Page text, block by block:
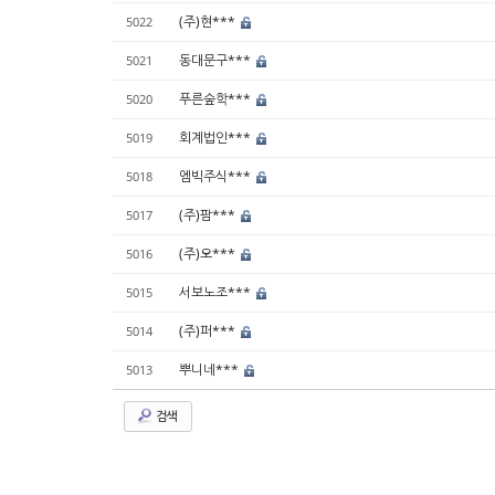
5022 (주)현***
5021 동대문구***
5020 푸른숲학***
5019 회계법인***
5018 엠빅주식***
5017 (주)팜***
5016 (주)오***
5015 서보노조***
5014 (주)퍼***
5013 뿌니네***
검색